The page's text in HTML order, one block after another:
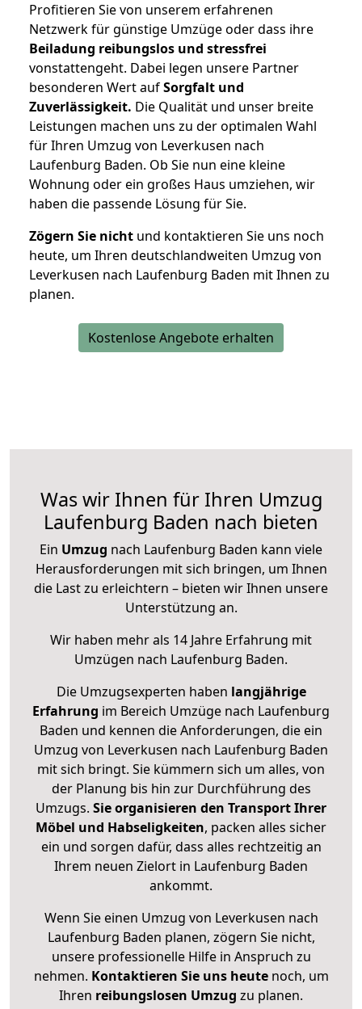
Profitieren Sie von unserem erfahrenen
Netzwerk für günstige Umzüge oder dass ihre
Beiladung reibungslos und stressfrei
vonstattengeht. Dabei legen unsere Partner
besonderen Wert aufSorgfalt und
Zuverlässigkeit. Die Qualität und unser breite
Leistungen machen uns zu der optimalen Wahl
für Ihren Umzug von Leverkusen nach
Laufenburg Baden. Ob Sie nun eine kleine
Wohnung oder ein großes Haus umziehen, wir
haben die passende Lösung für Sie.
Zögern Sie nicht und kontaktieren Sie uns noch
heute, um Ihren deutschlandweiten Umzug von
Leverkusen nach Laufenburg Baden mit Ihnen zu
planen.
Kostenlose Angebote erhalten
Was wir Ihnen für Ihren Umzug
Laufenburg Baden nach bieten
Ein Umzug nach Laufenburg Baden kann viele
Herausforderungen mit sich bringen, um Ihnen
die Last zu erleichtern – bieten wir Ihnen unsere
Unterstützung an.
Wir haben mehr als 14 Jahre Erfahrung mit
Umzügen nach Laufenburg Baden.
Die Umzugsexperten haben langjährige
Erfahrung im Bereich Umzüge nach Laufenburg
Baden und kennen die Anforderungen, die ein
Umzug von Leverkusen nach Laufenburg Baden
mit sich bringt. Sie kümmern sich um alles, von
der Planung bis hin zur Durchführung des
Umzugs. Sie organisieren den Transport Ihrer
Möbel und Habseligkeiten, packen alles sicher
ein und sorgen dafür, dass alles rechtzeitig an
Ihrem neuen Zielort in Laufenburg Baden
ankommt.
Wenn Sie einen Umzug von Leverkusen nach
Laufenburg Baden planen, zögern Sie nicht,
unsere professionelle Hilfe in Anspruch zu
nehmen. Kontaktieren Sie uns heutenoch, um
Ihren reibungslosen Umzug zu planen.